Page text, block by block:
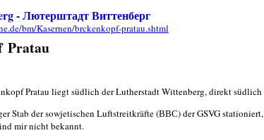
- Лютерштадт Виттенберг
bm/Kasernen/brckenkopf-pratau.shtml
Pratau
Pratau liegt südlich der Lutherstadt Wittenberg, direkt südlich
Stab der sowjetischen Luftstreitkräfte (ВВС) der GSVG
mir nicht bekannt.